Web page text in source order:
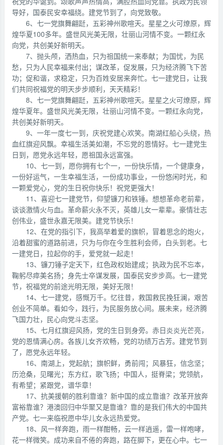
导好，国泰民安幸福绕。建党节到了，向党致敬。
6、七一党旗舞翩跹，五彩神州歌喧天。星星之火可燎原，辉
煌华夏100多年。盛世风光美无限，壮丽山河情不变。一颗红永
向党，共创美好新明天。
7、抛头颅，洒热血，只为祖国统一来奉献；为国忧，为民
愁，只为人民幸福来付出；谋改革，促发展，只为经济腾飞下苦
功；促和谐，求稳定，只为百姓安居来奔忙。七一建党日，让我
们共同祝福党的明天步步顺利，天天精彩！
8、七一党旗舞翩跹，五彩神州歌喧天。星星之火可燎原，辉
煌华夏年。盛世风光美无限，壮丽山河情不变。一颗红永向党，
共创美好新明天。
9、一年一度七一到，庆祝党建心欢笑。南湖红船心头绕，热
血红旗迎风飘。幸福生活美如潮，不忘党的恩情好。七一建党生
日到，愿党永远年轻，愿祖国永远富强。
10、七一到，愿你拥有七个一，一份快乐情，一个健康身，
一份好运气，一生幸福生活，一份成功事业，一份悠闲时光，和
一颗爱党心，党的生日祝你快乐！祝党更强大！
11、喜迎七一建党节，仰望镰刀和铁锤。想想革命老前辈，
谈谈激情火与血。革命薪火永不灭，英雄儿女一辈辈。豪情壮志
创伟业，盛世永嘉无限美。建党节快乐！
12、在党的指引下，我高举着爱的旗帜，冒着思念的炮火，
沿着甜蜜的道路前进，只为与你在今生胜利会师，白头到老。七
一建党日，拉起你的手，爱党就一起走！
13、镰刀锤子定天下，红色政权始建成；执政为民不忘本，
鞠躬尽瘁美名扬；身先士卒谋发展，国泰民安步步高。七一建党
节，祝福党的前途光明无限，美好无限！
14、七一建党，感慨万千。忆往昔，救国救民挽狂澜，艰苦
创业不简单。看如今，践行，为民服务放心间。展未来，经济腾
飞国力壮，民心向党斗志坚。
15、七月红旗迎风扬，党的生日到身旁。赤日炎炎光芒亮，
党的恩情满心房。各族儿女齐欢畅，党的功绩万古芳。建党节到
了，愿党永远年轻。
16、南湖上，党起航；旗帜鲜，勇前闯；风暴狂，信念坚；
历沧桑，见曙光；东方红，歌飞扬；中国人，挺脊梁；党领航，
有希望；紧跟党，谱华章！
17、抗美援朝的胜利靠谁？新中国的成立靠谁？改革开放奔
富裕靠谁？港澳回归中华聚又是靠谁？靠的是我们伟大的中国共
产党。七一来临祝愿中华儿女永远热爱党。
18、风一样奔跑，雨一样酣畅，云一样逍遥，雷一样咆哮，
花一样微笑。成功来自不倦的奔跑，路在脚下，更在心中。七一